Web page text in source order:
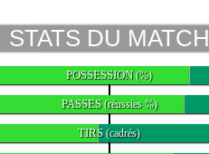
STATS DU MATCH
POSSESSION(%)
PASSES(réussies %)
TIRS(cadrés)